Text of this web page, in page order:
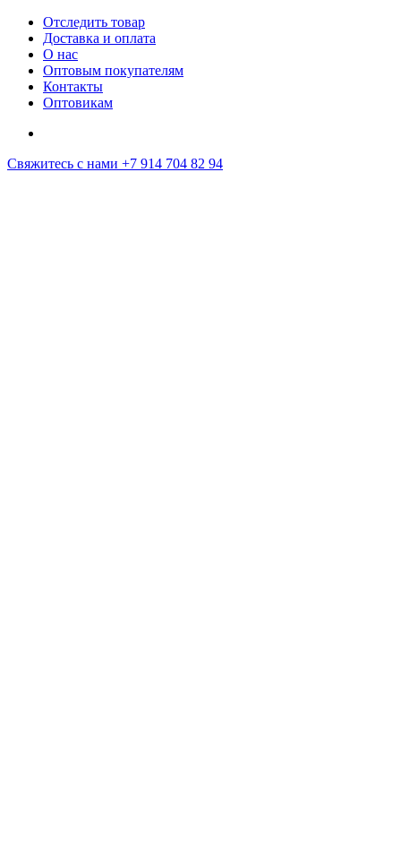
Отследить товар
Доставка и оплата
О нас
Оптовым покупателям
Контакты
Оптовикам
Свяжитесь с нами +7 914 704 82 94